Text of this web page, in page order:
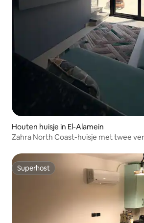
Houten huisje in El-Alamein
Zahra North Coast-huisje met twee
Superhost
Superhost